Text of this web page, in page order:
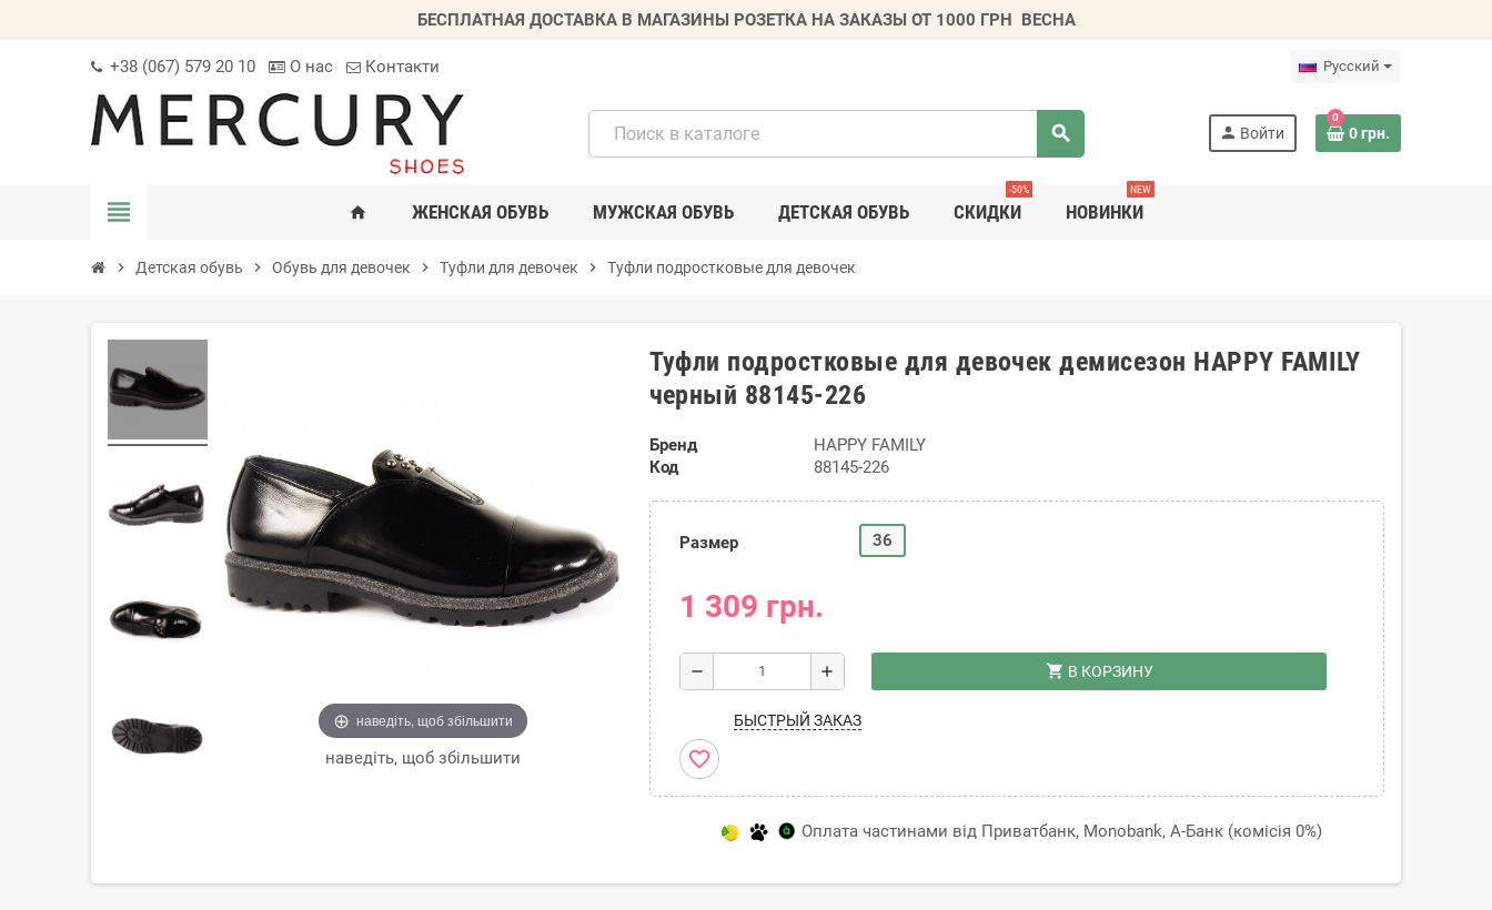
БЕСПЛАТНАЯ ДОСТАВКА В МАГАЗИНЫ РОЗЕТКА НА ЗАКАЗЫ ОТ 1000 ГРН ВЕСНА
+38 (067) 579 20 10 О нас Контакти Русский
search person Войти
0
0 грн.
view_headline home ЖЕНСКАЯ ОБУВЬ МУЖСКАЯ ОБУВЬ ДЕТСКАЯ ОБУВЬ СКИДКИ
-50%
НОВИНКИ
NEW
chevron_right Детская обувь chevron_right Обувь для девочек chevron_right Туфли для девочек chevron_right Туфли подростковые для девочек
наведіть, щоб збільшити
наведіть, щоб збільшити
Туфли подростковые для девочек демисезон HAPPY FAMILY
черный 88145-226
Бренд
HAPPY FAMILY
Код
88145-226
Размер 36
1 309 грн.
remove add shopping_cart В КОРЗИНУ
БЫСТРЫЙ ЗАКАЗ
favorite_border
Оплата частинами від Приватбанк, Monobank, А-Банк (комісія 0%)